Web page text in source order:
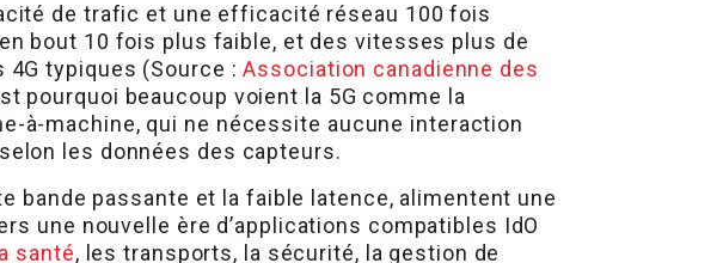
de trafic et une efficacité réseau 100 fois
bout 10 fois plus faible, et des vitesses plus de
4G typiques (Source :Association canadienne des
pourquoi beaucoup voient la 5G comme la
à-machine, qui ne nécessite aucune interaction
les données des capteurs.
bande passante et la faible latence, alimentent une
une nouvelle ère d’applications compatibles IdO
la santé, les transports, la sécurité, la gestion de